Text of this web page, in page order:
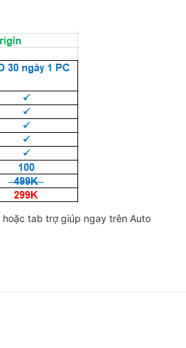
hoặc tab trợ giúp ngay trên Auto